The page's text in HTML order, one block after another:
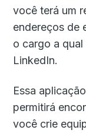
você terá um
endereços de
o cargo a qual
LinkedIn.
Essa
permitirá
você crie